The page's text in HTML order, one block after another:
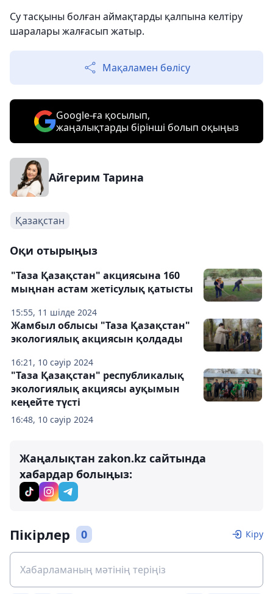
Су тасқыны болған аймақтарды қалпына келтіру
шаралары жалғасып жатыр.
Мақаламен бөлісу
Google-ға қосылып,
жаңалықтарды бірінші болып оқыңыз
Айгерим Тарина
Қазақстан
Оқи отырыңыз
15:55, 11 шілде 2024
"Таза Қазақстан" акциясына 160
мыңнан астам жетісулық қатысты
16:21, 10 сәуір 2024
Жамбыл облысы "Таза Қазақстан"
экологиялық акциясын қолдады
16:48, 10 сәуір 2024
"Таза Қазақстан" республикалық
экологиялық акциясы ауқымын
кеңейте түсті
Жаңалықтан zakon.kz сайтында
хабардар болыңыз:
Пікірлер 0 Кіру